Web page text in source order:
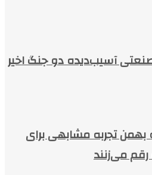
واحد صنعتی آسیب‌دیده دو جنگ اخیر
تجربه مشابهی برای
می‌زنند